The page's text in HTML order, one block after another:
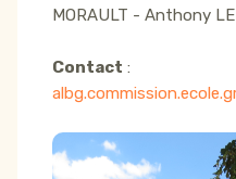
MORAULT - Anthony
Contact :